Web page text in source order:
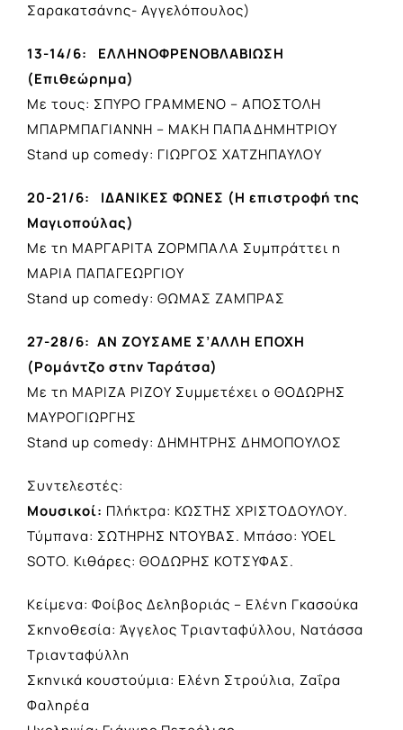
Σαρακατσάνης- Αγγελόπουλος)
13-14/6: ΕΛΛΗΝΟΦΡΕΝΟΒΛΑΒΙΩΣΗ
(Επιθεώρημα)
Με τους: ΣΠΥΡΟ ΓΡΑΜΜΕΝΟ – ΑΠΟΣΤΟΛΗ
ΜΠΑΡΜΠΑΓΙΑΝΝΗ – ΜΑΚΗ ΠΑΠΑΔΗΜΗΤΡΙΟΥ
Stand up comedy: ΓΙΩΡΓΟΣ ΧΑΤΖΗΠΑΥΛΟΥ
20-21/6: ΙΔΑΝΙΚΕΣ ΦΩΝΕΣ (Η επιστροφή της
Μαγιοπούλας)
Με τη ΜΑΡΓΑΡΙΤΑ ΖΟΡΜΠΑΛΑ Συμπράττει η
ΜΑΡΙΑ ΠΑΠΑΓΕΩΡΓΙΟΥ
Stand up comedy: ΘΩΜΑΣ ΖΑΜΠΡΑΣ
27-28/6: ΑΝ ΖΟΥΣΑΜΕ Σ’ΑΛΛΗ ΕΠΟΧΗ
(Ρομάντζο στην Ταράτσα)
Με τη ΜΑΡΙΖΑ ΡΙΖΟΥ Συμμετέχει ο ΘΟΔΩΡΗΣ
ΜΑΥΡΟΓΙΩΡΓΗΣ
Stand up comedy: ΔΗΜΗΤΡΗΣ ΔΗΜΟΠΟΥΛΟΣ
Συντελεστές:
Μουσικοί: Πλήκτρα: ΚΩΣΤΗΣ ΧΡΙΣΤΟΔΟΥΛΟΥ.
Τύμπανα: ΣΩΤΗΡΗΣ ΝΤΟΥΒΑΣ. Μπάσο: YOEL
SOTO. Κιθάρες: ΘΟΔΩΡΗΣ ΚΟΤΣΥΦΑΣ.
Κείμενα: Φοίβος Δεληβοριάς – Ελένη Γκασούκα
Σκηνοθεσία: Άγγελος Τριανταφύλλου, Νατάσσα
Τριανταφύλλη
Σκηνικά κουστούμια: Ελένη Στρούλια, Ζαΐρα
Φαληρέα